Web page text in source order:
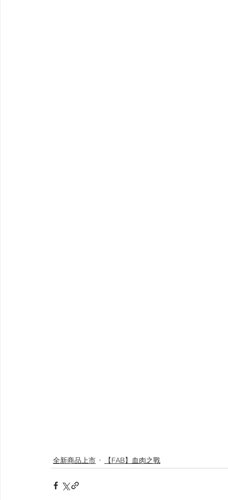
全新商品上市 【FAB】血肉之戰